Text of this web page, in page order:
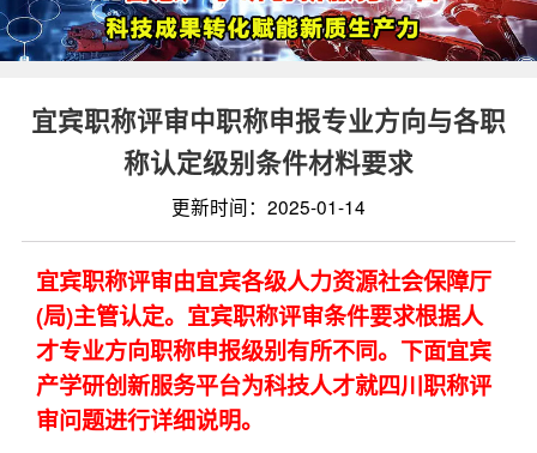
宜宾职称评审中职称申报专业方向与各职
称认定级别条件材料要求
更新时间：2025-01-14
宜宾职称评审由宜宾各级人力资源社会保障厅
(局)主管认定。宜宾职称评审条件要求根据人
才专业方向职称申报级别有所不同。下面宜宾
产学研创新服务平台为科技人才就四川职称评
审问题进行详细说明。